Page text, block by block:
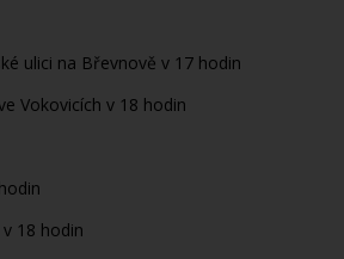
ulici na Břevnově v 17 hodin
Vokovicích v 18 hodin
18 hodin